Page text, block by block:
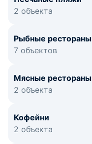
2 объекта
Рыбные рестораны
7 объектов
Мясные рестораны
2 объекта
Кофейни
2 объекта